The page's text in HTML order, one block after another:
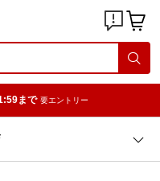
まで 要エントリー